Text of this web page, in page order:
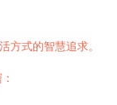
方式的智慧追求。